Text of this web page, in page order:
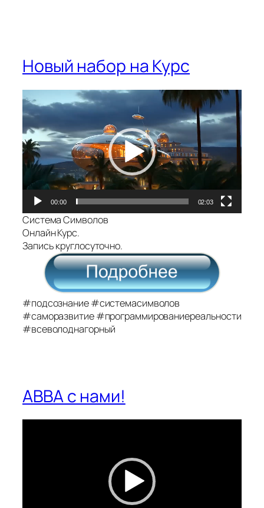
Новый набор на Курс
Видеоплеер
00:00 02:03
Система Символов
Онлайн Курс.
Запись круглосуточно.
#подсознание#системасимволов
#саморазвитие#программированиереальности
#всеволоднагорный
ABBA с нами!